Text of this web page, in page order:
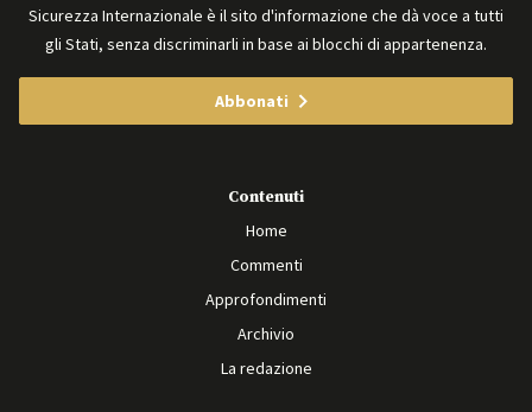
Sicurezza Internazionale è il sito d'informazione che dà voce a tutti
gli Stati, senza discriminarli in base ai blocchi di appartenenza.
Abbonati
Contenuti
Home
Commenti
Approfondimenti
Archivio
La redazione